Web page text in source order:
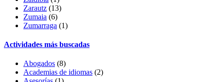
Zarautz (13)
Zumaia (6)
Zumarraga (1)
Actividades más buscadas
Abogados (8)
Academias de idiomas (2)